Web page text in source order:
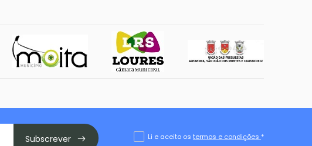
Subscrever Li e aceito os termos e condições *